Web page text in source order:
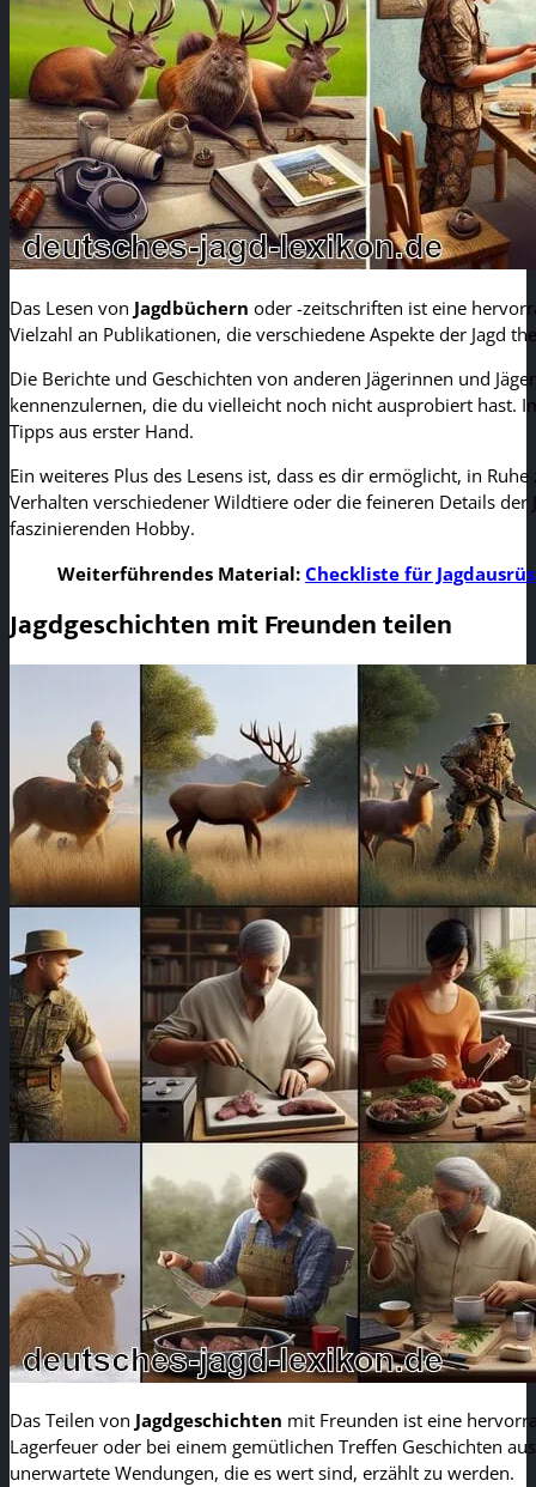
Das Lesen von Jagdbüchern oder -zeitschriften ist eine
Vielzahl an Publikationen, die verschiedene Aspekte der Jagd
Die Berichte und Geschichten von anderen Jägerinnen und
kennenzulernen, die du vielleicht noch nicht ausprobiert hast.
Tipps aus erster Hand.
Ein weiteres Plus des Lesens ist, dass es dir ermöglicht, in
Verhalten verschiedener Wildtiere oder die feineren Details
faszinierenden Hobby.
Weiterführendes Material: Checkliste für
Jagdgeschichten mit Freunden teilen
Das Teilen von Jagdgeschichten mit Freunden ist eine
Lagerfeuer oder bei einem gemütlichen Treffen Geschichten
unerwartete Wendungen, die es wert sind, erzählt zu werden.